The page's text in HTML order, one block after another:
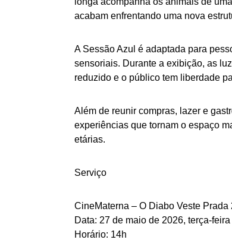
acabam enfrentando uma nova
A Sessão Azul é adaptada para
sensoriais. Durante a exibição, as
reduzido e o público tem liberdade
Além de reunir compras, lazer e
experiências que tornam o espaço
etárias.
Serviço
CineMaterna – O Diabo Veste Prada
Data: 27 de maio de 2026, terça-feira
Horário: 14h